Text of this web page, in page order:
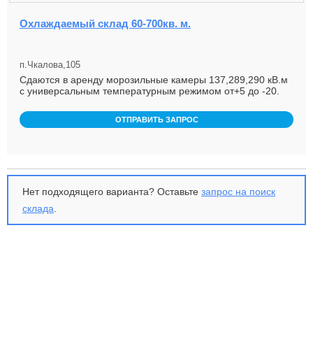
Охлаждаемый склад 60-700кв. м.
п.Чкалова,105
Сдаются в аренду морозильные камеры 137,289,290 кВ.м
с универсальным температурным режимом от+5 до -20.
ОТПРАВИТЬ ЗАПРОС
Нет подходящего варианта? Оставьте запрос на поиск
склада